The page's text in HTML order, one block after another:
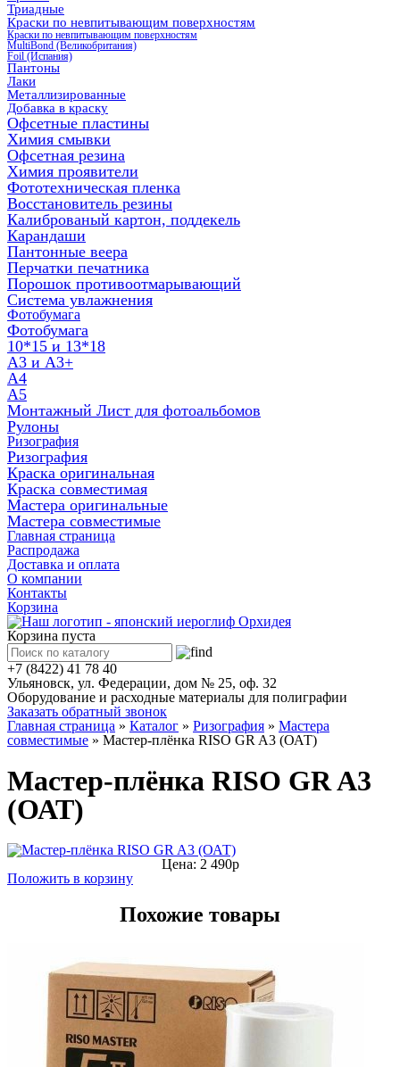
Триадные
Краски по невпитывающим поверхностям
Краски по невпитывающим поверхностям
MultiBond (Великобритания)
Foil (Испания)
Пантоны
Лаки
Металлизированные
Добавка в краску
Офсетные пластины
Химия смывки
Офсетная резина
Химия проявители
Фототехническая пленка
Восстановитель резины
Калиброваный картон, поддекель
Карандаши
Пантонные веера
Перчатки печатника
Порошок противоотмарывающий
Система увлажнения
Фотобумага
Фотобумага
10*15 и 13*18
A3 и А3+
А4
А5
Монтажный Лист для фотоальбомов
Рулоны
Ризография
Ризография
Краска оригинальная
Краска совместимая
Мастера оригинальные
Мастера совместимые
Главная страница
Распродажа
Доставка и оплата
О компании
Контакты
Корзина
Корзина пуста
+7 (8422) 41 78 40
Ульяновск, ул. Федерации, дом № 25, оф. 32
Оборудование и расходные материалы для полиграфии
Заказать обратный звонок
Главная страница » Каталог » Ризография » Мастера
совместимые » Мастер-плёнка RISO GR A3 (ОАТ)
Мастер-плёнка RISO GR A3
(ОАТ)
Цена: 2 490р
Положить в корзину
Похожие товары